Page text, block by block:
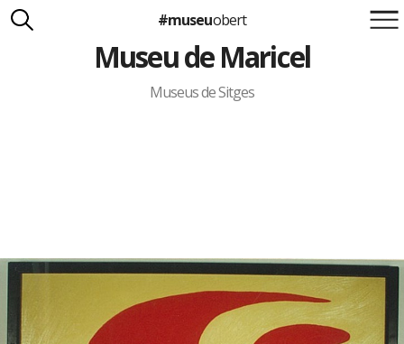
Suma't a la iniciativa
Carlota Royo
Francesca Barcellona
#museuobert
Museu de Maricel
Museus de Sitges